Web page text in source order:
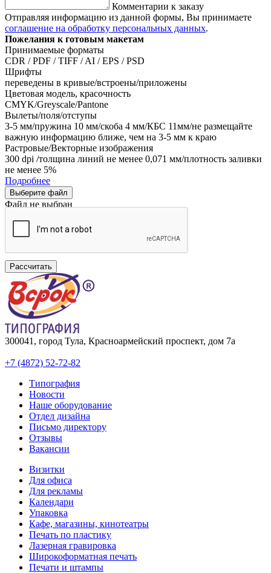
Комментарии к заказу
Отправляя информацию из данной формы, Вы принимаете
соглашение на обработку персональных данных.
Пожелания к готовым макетам
Принимаемые форматы
CDR / PDF / TIFF / AI / EPS / PSD
Шрифты
переведены в кривые/встроены/приложены
Цветовая модель, красочность
CMYK/Greyscale/Pantone
Вылеты/поля/отступы
3-5 мм/пружина 10 мм/скоба 4 мм/КБС 11мм/не размещайте
важную информацию ближе, чем на 3-5 мм к краю
Растровые/Векторные изображения
300 dpi /толщина линий не менее 0,071 мм/плотность заливки
не менее 5%
Подробнее
Выберите файл
Файл не выбран
Рассчитать
300041, город Тула, Красноармейский проспект, дом 7а
+7 (4872) 52-72-82
Типография
Новости
Наше оборудование
Отдел дизайна
Письмо директору
Отзывы
Вакансии
Визитки
Для офиса
Для рекламы
Календари
Упаковка
Кафе, магазины, кинотеатры
Печать по пластику
Лазерная гравировка
Широкоформатная печать
Печати и штампы